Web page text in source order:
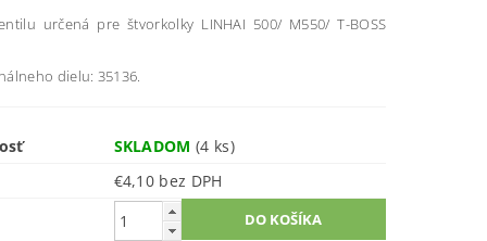
určená pre štvorkolky LINHAI 500/ M550/ T-BOSS
dielu: 35136.
SKLADOM(4 ks)
€4,10 bez DPH